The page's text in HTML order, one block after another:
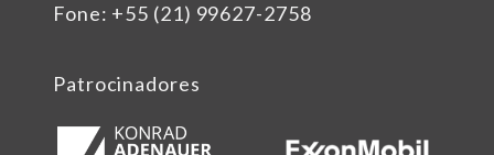
Fone: +55 (21) 99627-2758
Patrocinadores